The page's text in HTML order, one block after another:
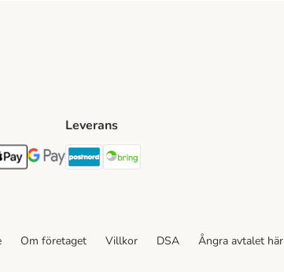
Method
Pay Payment Method
Googple Pay Payment Method
Leverans
Postnord Shipping Method
Om företaget Villkor DSA Ångra avtalet här